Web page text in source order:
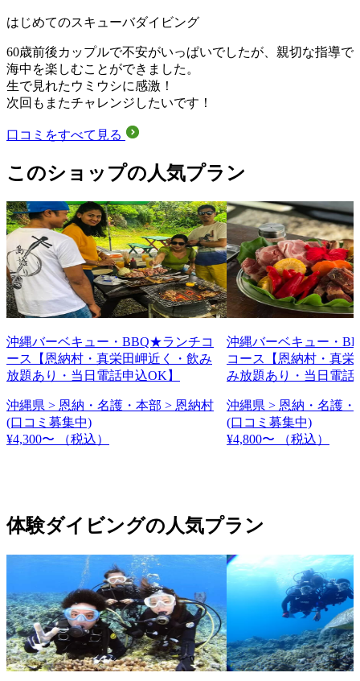
はじめてのスキューバダイビング
60歳前後カップルで不安がいっぱいでしたが、親切な指導で
海中を楽しむことができました。
生で見れたウミウシに感激！
次回もまたチャレンジしたいです！
口コミをすべて見る
このショップの人気プラン
沖縄バーベキュー・BBQ★ランチコ
ース【恩納村・真栄田岬近く・飲み
放題あり・当日電話申込OK】
沖縄県 > 恩納・名護・本部 > 恩納村
(口コミ募集中)
¥4,300〜
（税込）
沖縄バーベキュー・
コース【恩納村・真栄
み放題あり・当日電話
沖縄県 > 恩納・名護・
(口コミ募集中)
¥4,800〜
（税込）
体験ダイビングの人気プラン